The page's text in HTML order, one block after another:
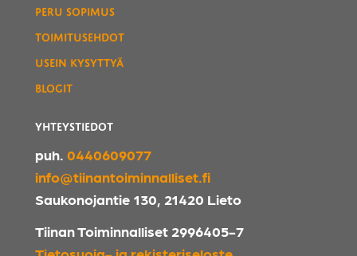
PERU SOPIMUS
TOIMITUSEHDOT
USEIN KYSYTTYÄ
BLOGIT
YHTEYSTIEDOT
puh. 0440609077
info@tiinantoiminnalliset.fi
Saukonojantie 130, 21420 Lieto
Tiinan Toiminnalliset 2996405-7